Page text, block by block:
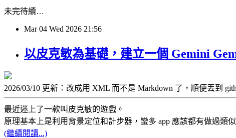
未完待續…
Mar 04 Wed 2026 21:56
以皮克敏為基礎，建立一個 Gemini
2026/03/10 更新：改成用 XML 而不是 Markdown 了，順便丟到
最近迷上了一款叫皮克敏的遊戲。
原理基本上是利用背景定位和計步器，蠻多 app 應該都有做過類
(繼續閱讀...)